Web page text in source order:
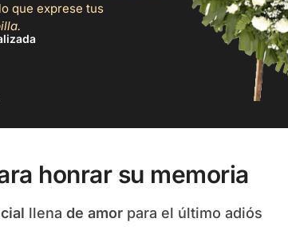
que exprese tus
honrar su memoria
llena de amor para el último adiós